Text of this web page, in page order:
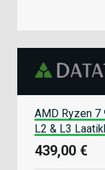
AMD Ryzen 7
L2 & L3
439,00 €